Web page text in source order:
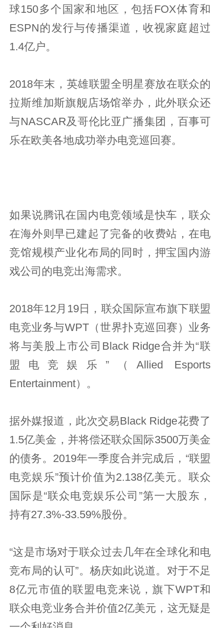
球150多个国家和地区，包括FOX体育和
ESPN的发行与传播渠道，收视家庭超过
1.4亿户。
2018年末，英雄联盟全明星赛放在联众的
拉斯维加斯旗舰店场馆举办，此外联众还
与NASCAR及哥伦比亚广播集团，百事可
乐在欧美各地成功举办电竞巡回赛。
如果说腾讯在国内电竞领域是快车，联众
在海外则早已建起了完备的收费站，在电
竞馆规模产业化布局的同时，押宝国内游
戏公司的电竞出海需求。
2018年12月19日，联众国际宣布旗下联盟
电竞业务与WPT（世界扑克巡回赛）业务
将与美股上市公司Black Ridge合并为“联
盟电竞娱乐”（Allied Esports
Entertainment）。
据外媒报道，此次交易Black Ridge花费了
1.5亿美金，并将偿还联众国际3500万美金
的债务。2019年一季度合并完成后，“联盟
电竞娱乐”预计价值为2.138亿美元。联众
国际是“联众电竞娱乐公司”第一大股东，
持有27.3%-33.59%股份。
“这是市场对于联众过去几年在全球化和电
竞布局的认可”。杨庆如此说道。对于不足
8亿元市值的联盟电竞来说，旗下WPT和
联众电竞业务合并价值2亿美元，这无疑是